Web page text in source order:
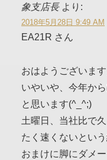
象支店長 より:
2018年5月28日 9:49 AM
EA21R さん
おはようございます
いやいや、今年か
と思います(^_^;)
土曜日、当社比で
たく速くないとい
おまけに脚にダメ